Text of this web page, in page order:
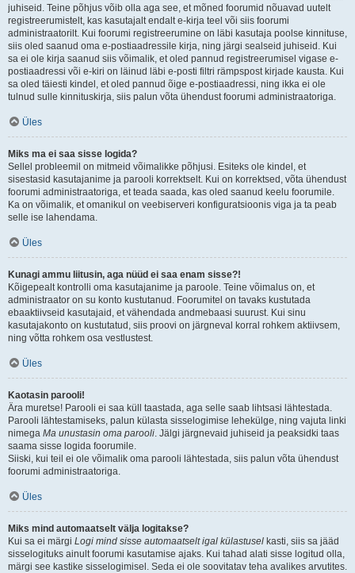
juhiseid. Teine põhjus võib olla aga see, et mõned foorumid nõuavad uutelt
registreerumistelt, kas kasutajalt endalt e-kirja teel või siis foorumi
administraatorilt. Kui foorumi registreerumine on läbi kasutaja poolse kinnituse,
siis oled saanud oma e-postiaadressile kirja, ning järgi sealseid juhiseid. Kui
sa ei ole kirja saanud siis võimalik, et oled pannud registreerumisel vigase e-
postiaadressi või e-kiri on läinud läbi e-posti filtri rämpspost kirjade kausta. Kui
sa oled täiesti kindel, et oled pannud õige e-postiaadressi, ning ikka ei ole
tulnud sulle kinnituskirja, siis palun võta ühendust foorumi administraatoriga.
Üles
Miks ma ei saa sisse logida?
Sellel probleemil on mitmeid võimalikke põhjusi. Esiteks ole kindel, et
sisestasid kasutajanime ja parooli korrektselt. Kui on korrektsed, võta ühendust
foorumi administraatoriga, et teada saada, kas oled saanud keelu foorumile.
Ka on võimalik, et omanikul on veebiserveri konfiguratsioonis viga ja ta peab
selle ise lahendama.
Üles
Kunagi ammu liitusin, aga nüüd ei saa enam sisse?!
Kõigepealt kontrolli oma kasutajanime ja paroole. Teine võimalus on, et
administraator on su konto kustutanud. Foorumitel on tavaks kustutada
ebaaktiivseid kasutajaid, et vähendada andmebaasi suurust. Kui sinu
kasutajakonto on kustutatud, siis proovi on järgneval korral rohkem aktiivsem,
ning võtta rohkem osa vestlustest.
Üles
Kaotasin parooli!
Ära muretse! Parooli ei saa küll taastada, aga selle saab lihtsasi lähtestada.
Parooli lähtestamiseks, palun külasta sisselogimise lehekülge, ning vajuta linki
nimega Ma unustasin oma parooli. Jälgi järgnevaid juhiseid ja peaksidki taas
saama sisse logida foorumile.
Siiski, kui teil ei ole võimalik oma parooli lähtestada, siis palun võta ühendust
foorumi administraatoriga.
Üles
Miks mind automaatselt välja logitakse?
Kui sa ei märgi Logi mind sisse automaatselt igal külastusel kasti, siis sa jääd
sisselogituks ainult foorumi kasutamise ajaks. Kui tahad alati sisse logitud olla,
märgi see kastike sisselogimisel. Seda ei ole soovitatav teha avalikes arvutites.